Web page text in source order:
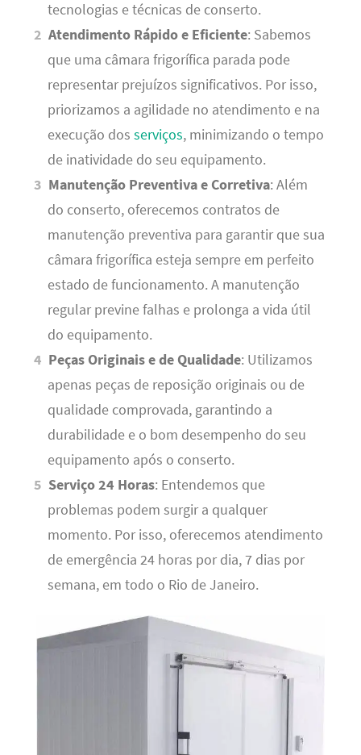
tecnologias e técnicas de conserto.
Atendimento Rápido e Eficiente: Sabemos
que uma câmara frigorífica parada pode
representar prejuízos significativos. Por isso,
priorizamos a agilidade no atendimento e na
execução dos serviços, minimizando o tempo
de inatividade do seu equipamento.
Manutenção Preventiva e Corretiva: Além
do conserto, oferecemos contratos de
manutenção preventiva para garantir que sua
câmara frigorífica esteja sempre em perfeito
estado de funcionamento. A manutenção
regular previne falhas e prolonga a vida útil
do equipamento.
Peças Originais e de Qualidade: Utilizamos
apenas peças de reposição originais ou de
qualidade comprovada, garantindo a
durabilidade e o bom desempenho do seu
equipamento após o conserto.
Serviço 24 Horas: Entendemos que
problemas podem surgir a qualquer
momento. Por isso, oferecemos atendimento
de emergência 24 horas por dia, 7 dias por
semana, em todo o Rio de Janeiro.